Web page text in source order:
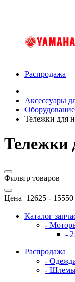
Распродажа
Аксессуары
Тележки для
Тележки
Фильтр товаров
Цена 12625 - 15550
Каталог
-
-
Распродажа
-
-